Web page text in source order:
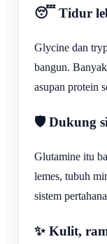
😴 Tidur
Glycine dan
bangun.
asupan protein
🛡️ Dukung
Glutamine itu
lemes, tubuh
sistem
✨ Kulit,